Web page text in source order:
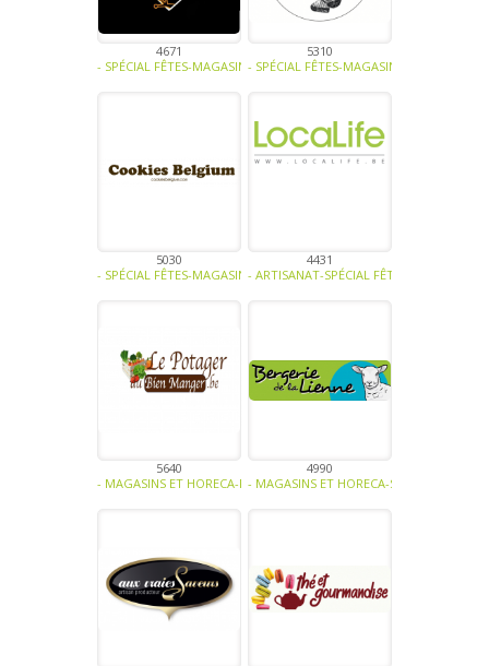
4671
- SPÉCIAL FÊTES-MAGASINS ET HORECA-CONFISERIE - BISCUITERIE-
5310
- SPÉCIAL FÊTES-MAGASINS ET HORECA-
5030
- SPÉCIAL FÊTES-MAGASINS ET HORECA-ATELIER CULINAIRE-
4431
- ARTISANAT-SPÉCIAL FÊTES -
5640
- MAGASINS ET HORECA-FRUITS-LÉGUMES-CÉRÉALES - FARINES-
4990
- MAGASINS ET HORECA-SPÉCIAL FÊTES-